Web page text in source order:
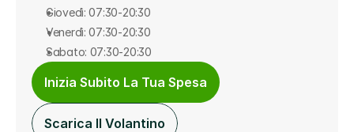
Giovedì: 07:30-20:30
Venerdì: 07:30-20:30
Sabato: 07:30-20:30
Inizia Subito La Tua Spesa
Scarica Il Volantino